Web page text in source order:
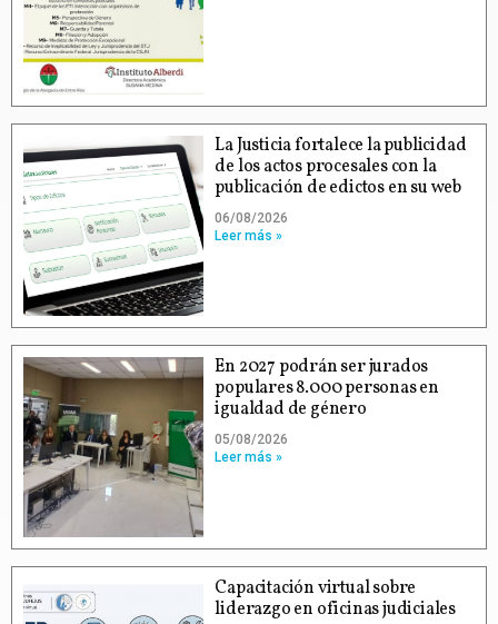
La Justicia fortalece la publicidad
de los actos procesales con la
publicación de edictos en su web
06/08/2026
Leer más »
En 2027 podrán ser jurados
populares 8.000 personas en
igualdad de género
05/08/2026
Leer más »
Capacitación virtual sobre
liderazgo en oficinas judiciales